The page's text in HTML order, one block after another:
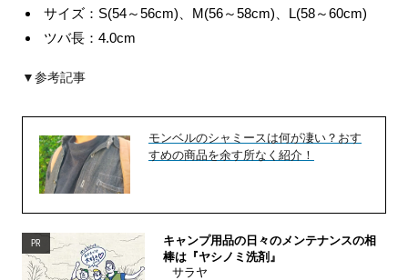
サイズ：S(54～56cm)、M(56～58cm)、L(58～60cm)
ツバ長：4.0cm
▼参考記事
モンベルのシャミースは何が凄い？おす
すめの商品を余す所なく紹介！
PR
キャンプ用品の日々のメンテナンスの相
棒は『ヤシノミ洗剤』
サラヤ